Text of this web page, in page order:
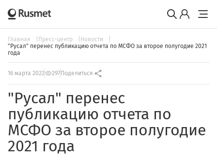
Главная Пресс-центр
Новости
"Русал" перенес публикацию отчета по МСФО за второе полугодие 2021
года
16 марта 2022 297 Поделиться
"Русал" перенес
публикацию отчета по
МСФО за второе полугодие
2021 года